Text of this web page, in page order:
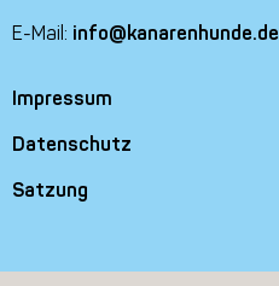
E-Mail: info@kanarenhunde.de
Impressum
Datenschutz
Satzung